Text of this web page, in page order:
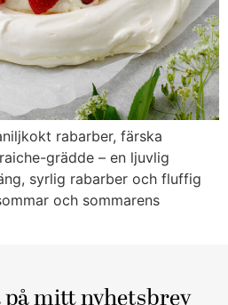
rabarber, färska
grädde – en ljuvlig
syrlig rabarber och fluffig
och sommarens